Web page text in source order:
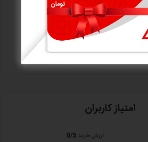
حرارت و مناسب و راحت جهت حمل آسان
امتیاز کاربران
ارزش خرید 0/5